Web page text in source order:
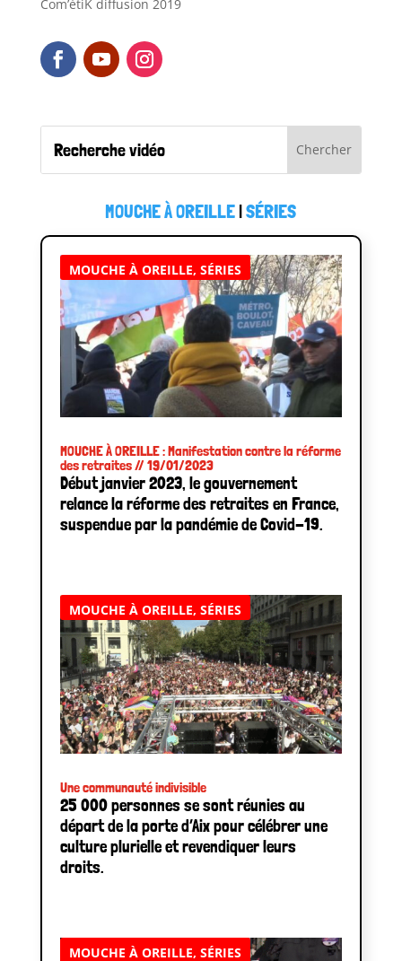
Com’étiK diffusion 2019
MOUCHE À OREILLE |SÉRIES
MOUCHE À OREILLE : Manifestation contre la réforme
des retraites // 19/01/2023
MOUCHE À OREILLE, SÉRIES
Début janvier 2023, le gouvernement
relance la réforme des retraites en France,
suspendue par la pandémie de Covid-19.
Une communauté indivisible
MOUCHE À OREILLE, SÉRIES
25 000 personnes se sont réunies au
départ de la porte d’Aix pour célébrer une
culture plurielle et revendiquer leurs
droits.
MOUCHE À OREILLE, SÉRIES